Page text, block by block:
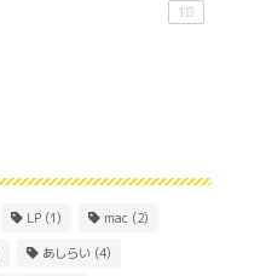
18
LP (1) mac (2)
あしらい (4)